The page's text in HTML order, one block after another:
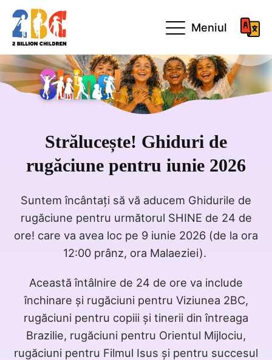
Meniul
Strălucește! Ghiduri de
rugăciune pentru iunie 2026
Suntem încântați să vă aducem Ghidurile de
rugăciune pentru următorul SHINE de 24 de
ore! care va avea loc pe 9 iunie 2026 (de la ora
12:00 prânz, ora Malaeziei).
Această întâlnire de 24 de ore va include
închinare și rugăciuni pentru Viziunea 2BC,
rugăciuni pentru copiii și tinerii din întreaga
Brazilie, rugăciuni pentru Orientul Mijlociu,
rugăciuni pentru Filmul Isus și pentru succesul